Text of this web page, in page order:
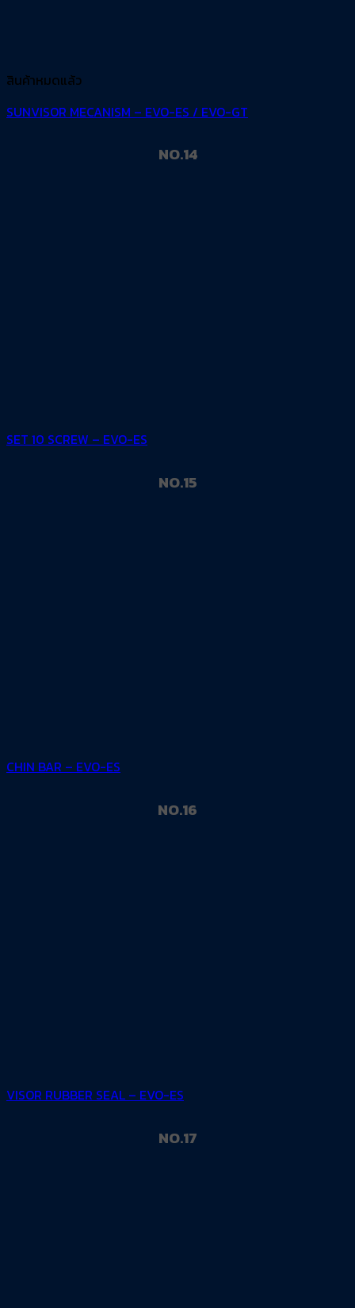
สินค้าหมดแล้ว
SUNVISOR MECANISM – EVO-ES / EVO-GT
NO.14
SET 10 SCREW – EVO-ES
NO.15
CHIN BAR – EVO-ES
NO.16
VISOR RUBBER SEAL – EVO-ES
NO.17